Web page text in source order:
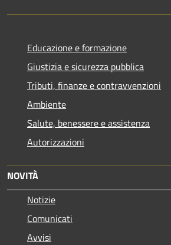
Educazione e formazione
Giustizia e sicurezza pubblica
Tributi, finanze e contravvenzioni
Ambiente
Salute, benessere e assistenza
Autorizzazioni
NOVITÀ
Notizie
Comunicati
Avvisi